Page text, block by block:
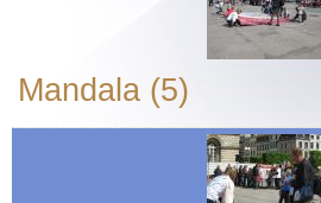
Mandala (5)